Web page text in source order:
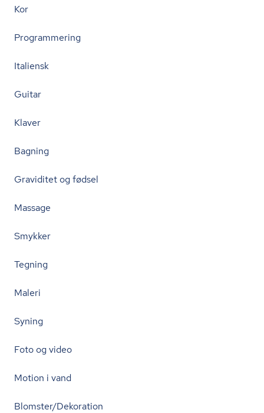
Kor
Programmering
Italiensk
Guitar
Klaver
Bagning
Graviditet og fødsel
Massage
Smykker
Tegning
Maleri
Syning
Foto og video
Motion i vand
Blomster/Dekoration